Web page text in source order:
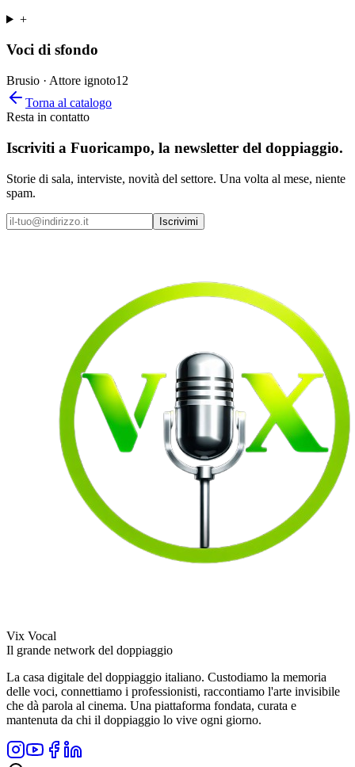
+
Voci di sfondo
Brusio · Attore ignoto12
Torna al catalogo
Resta in contatto
Iscriviti a Fuoricampo, la newsletter del doppiaggio.
Storie di sala, interviste, novità del settore. Una volta al mese, niente
spam.
Iscrivimi
Vix Vocal
Il grande network del doppiaggio
La casa digitale del doppiaggio italiano. Custodiamo la memoria
delle voci, connettiamo i professionisti, raccontiamo l'arte invisibile
che dà parola al cinema. Una piattaforma fondata, curata e
mantenuta da chi il doppiaggio lo vive ogni giorno.